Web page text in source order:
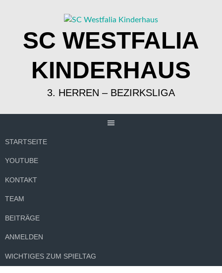
SC WESTFALIA
KINDERHAUS
3. HERREN – BEZIRKSLIGA
STARTSEITE
YOUTUBE
KONTAKT
TEAM
BEITRÄGE
ANMELDEN
WICHTIGES ZUM SPIELTAG